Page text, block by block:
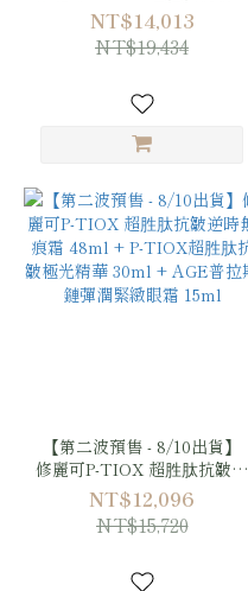
時無痕霜 48ml 3罐
NT$14,013
NT$19,434
【第二波預售 - 8/10出貨】
修麗可P-TIOX 超胜肽抗皺逆
時無痕霜 48ml + P-TIOX超
胜肽抗皺極光精華 30ml +
AGE普拉斯鏈彈潤緊緻眼霜
NT$12,096
NT$15,720